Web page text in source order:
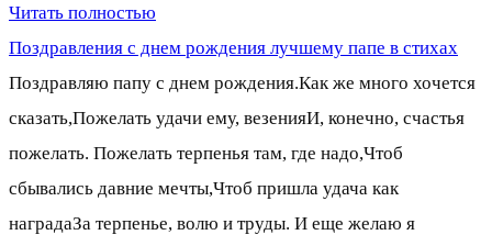
Читать полностью
Поздравления с днем рождения лучшему папе в стихах
Поздравляю папу с днем рождения.Как же много хочется
сказать,Пожелать удачи ему, везенияИ, конечно, счастья
пожелать. Пожелать терпенья там, где надо,Чтоб
сбывались давние мечты,Чтоб пришла удача как
наградаЗа терпенье, волю и труды. И еще желаю я